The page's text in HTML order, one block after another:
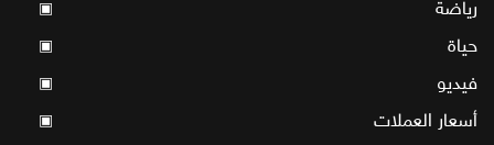
رياضة ▣
حياة ▣
فيديو ▣
أسعار العملات ▣